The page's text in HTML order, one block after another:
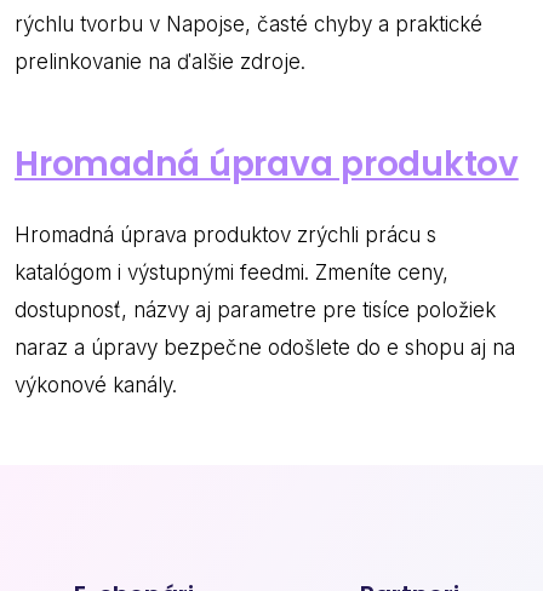
rýchlu tvorbu v Napojse, časté chyby a praktické
prelinkovanie na ďalšie zdroje.
Hromadná úprava produktov
Hromadná úprava produktov zrýchli prácu s
katalógom i výstupnými feedmi. Zmeníte ceny,
dostupnosť, názvy aj parametre pre tisíce položiek
naraz a úpravy bezpečne odošlete do e shopu aj na
výkonové kanály.